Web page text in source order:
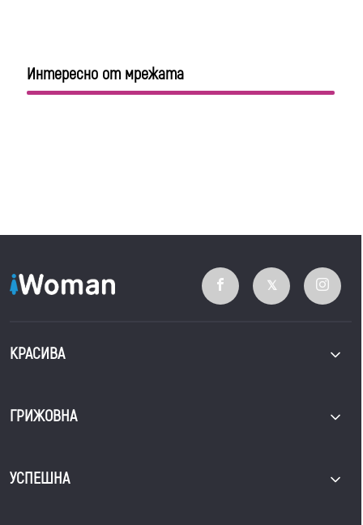
Интересно от мрежата
КРАСИВА
ГРИЖОВНА
УСПЕШНА